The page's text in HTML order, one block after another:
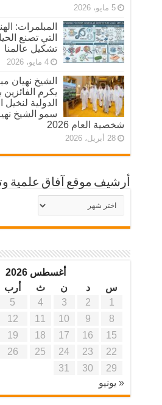
5 مايو، 2026
المبلمرات:
التي تصنع
تشكيل عالمنا
4 مايو، 2026
الشيخ نهيان
يكرم الفائزين
الدولية لنخيل
سمو الشيخ
شخصية العام 2026
28 أبريل، 2026
أرشيف موقع آفاق علمية
أرشيف
موقع
أغسطس 2026
س
د ن ث أرب
1
2
3
4
5
8
9
10
11
12
15
16
17
18
19
22
23
24
25
26
29
30
31
« يونيو